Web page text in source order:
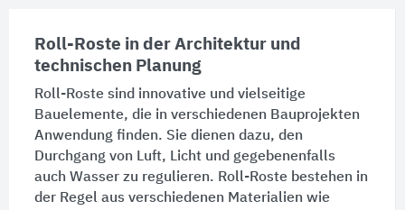
Roll-Roste in der Architektur und
technischen Planung
Roll-Roste sind innovative und vielseitige
Bauelemente, die in verschiedenen Bauprojekten
Anwendung finden. Sie dienen dazu, den
Durchgang von Luft, Licht und gegebenenfalls
auch Wasser zu regulieren. Roll-Roste bestehen in
der Regelaus verschiedenen Materialien wie